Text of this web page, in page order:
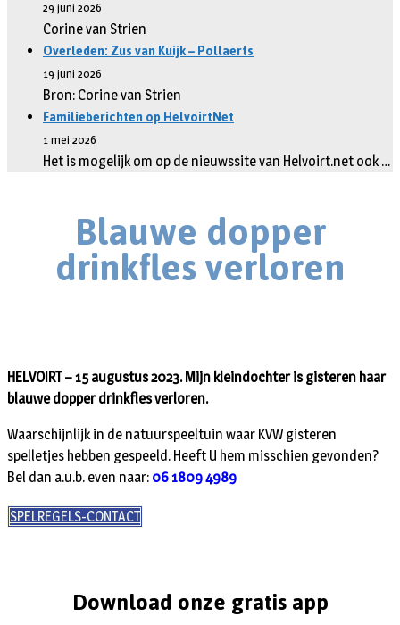
29 juni 2026
Corine van Strien
Overleden: Zus van Kuijk – Pollaerts
19 juni 2026
Bron: Corine van Strien
Familieberichten op HelvoirtNet
1 mei 2026
Het is mogelijk om op de nieuwssite van Helvoirt.net ook …
Blauwe dopper
drinkfles verloren
HELVOIRT – 15 augustus 2023. Mijn kleindochter is gisteren haar
blauwe dopper drinkfles verloren.
Waarschijnlijk in de natuurspeeltuin waar KVW gisteren
spelletjes hebben gespeeld. Heeft U hem misschien gevonden?
Bel dan a.u.b. even naar: 06 1809 4989
SPELREGELS-CONTACT
Download onze gratis app